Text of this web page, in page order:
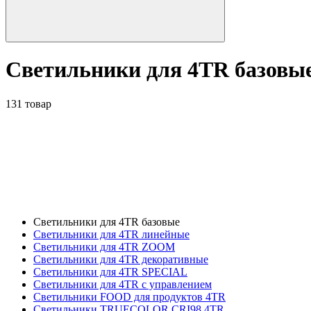
Светильники для 4TR
131 товар
Светильники для 4TR базовые
Светильники для 4TR линейные
Светильники для 4TR ZOOM
Светильники для 4TR декоративные
Светильники для 4TR SPECIAL
Светильники для 4TR с управлением
Светильники FOOD для продуктов 4TR